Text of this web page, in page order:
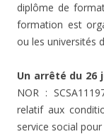
diplôme de
formation est
ou les universités
Un arrêté du 26
NOR :
relatif aux
service social